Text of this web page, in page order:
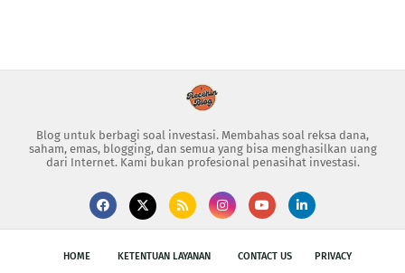
Blog untuk berbagi soal investasi. Membahas soal reksa dana,
saham, emas, blogging, dan semua yang bisa menghasilkan uang
dari Internet. Kami bukan profesional penasihat investasi.
HOME KETENTUAN LAYANAN CONTACT US PRIVACY